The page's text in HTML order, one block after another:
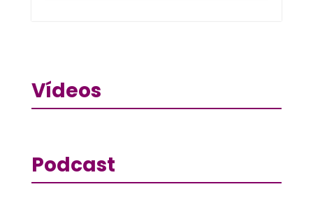
Vídeos
Podcast